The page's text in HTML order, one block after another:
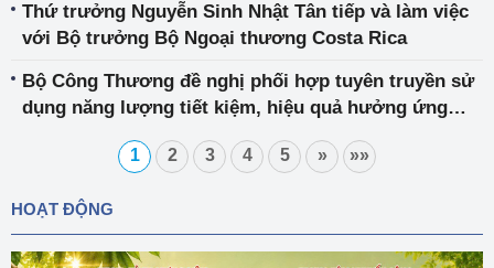
Thứ trưởng Nguyễn Sinh Nhật Tân tiếp và làm việc
với Bộ trưởng Bộ Ngoại thương Costa Rica
Bộ Công Thương đề nghị phối hợp tuyên truyền sử
dụng năng lượng tiết kiệm, hiệu quả hưởng ứng
1 2 3 4 5 » »»
HOẠT ĐỘNG